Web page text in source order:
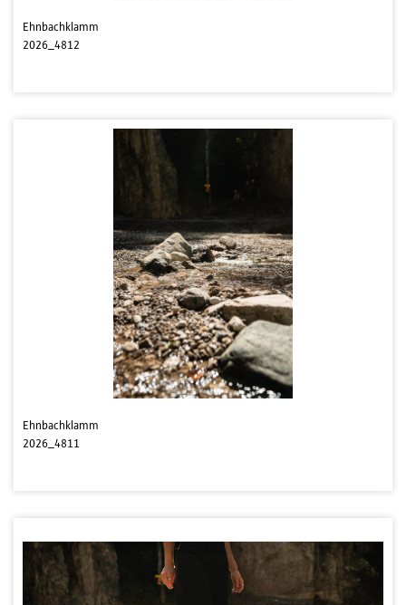
Ehnbachklamm
2026_4812
Ehnbachklamm
2026_4811